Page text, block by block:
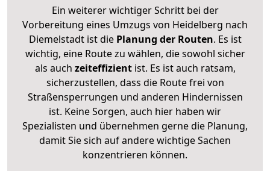
Ein weiterer wichtiger Schritt bei der
Vorbereitung eines Umzugs von Heidelberg nach
Diemelstadt ist diePlanung der Routen. Es ist
wichtig, eine Route zu wählen, die sowohl sicher
als auch zeiteffizientist. Es ist auch ratsam,
sicherzustellen, dass die Route frei von
Straßensperrungen und anderen Hindernissen
ist. Keine Sorgen, auch hier haben wir
Spezialisten und übernehmen gerne die Planung,
damit Sie sich auf andere wichtige Sachen
konzentrieren können.